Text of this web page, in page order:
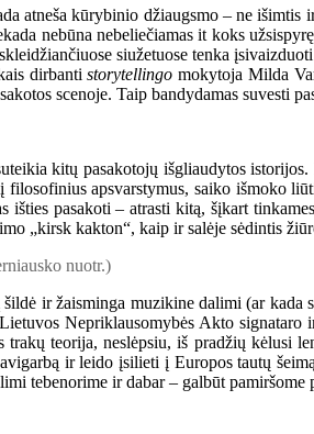
atneša kūrybinio džiaugsmo – ne
nebūna nebeliečiamas it koks
siužetuose tenka
dirbantistorytellingo mokytoja Milda
scenoje. Taip bandydamas suvesti
kitų pasakotojų išgliaudytos
filosofinius apsvarstymus, saiko išmoko
išties pasakoti – atrasti kitą, šįkart
„kirsk kakton“, kaip ir salėje sėdintis
ir žaisminga muzikine dalimi (ar
Nepriklausomybės Akto
trakų teorija, neslėpsiu, iš pradžių
ir leido įsilieti į Europos tautų
tebenorime ir dabar – galbūt